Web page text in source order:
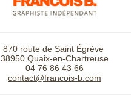
870 route de Saint Égrève
38950 Quaix-en-Chartreuse
04 76 86 43 66
contact@francois-b.com